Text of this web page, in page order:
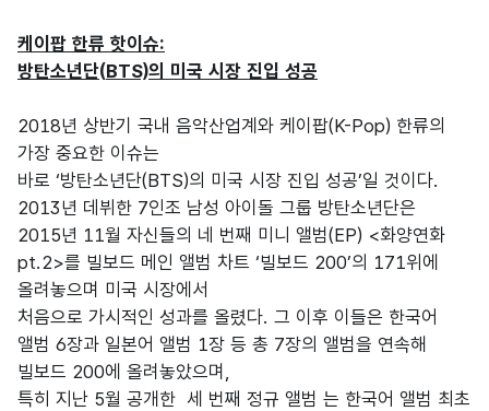
케이팝 한류 핫이슈:
방탄소년단(BTS)의 미국 시장 진입 성공
2018년 상반기 국내 음악산업계와 케이팝(K-Pop) 한류의
가장 중요한 이슈는
바로 ‘방탄소년단(BTS)의 미국 시장 진입 성공’일 것이다.
2013년 데뷔한 7인조 남성 아이돌 그룹 방탄소년단은
2015년 11월 자신들의 네 번째 미니 앨범(EP) <화양연화
pt.2>를 빌보드 메인 앨범 차트 ‘빌보드 200’의 171위에
올려놓으며 미국 시장에서
처음으로 가시적인 성과를 올렸다. 그 이후 이들은 한국어
앨범 6장과 일본어 앨범 1장 등 총 7장의 앨범을 연속해
빌보드 200에 올려놓았으며,
특히 지난 5월 공개한 세 번째 정규 앨범 는 한국어 앨범 최초